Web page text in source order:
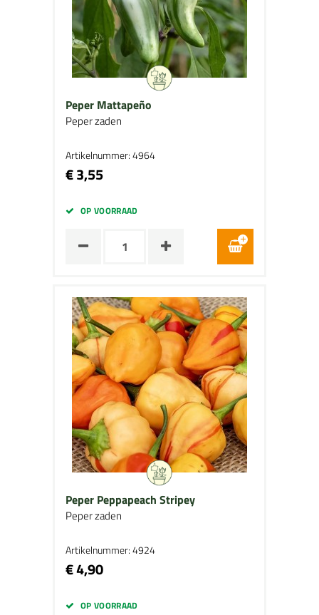
Peper Mattapeño
Peper zaden
Artikelnummer: 4964
€ 3,55
OP VOORRAAD
Peper Peppapeach Stripey
Peper zaden
Artikelnummer: 4924
€ 4,90
OP VOORRAAD